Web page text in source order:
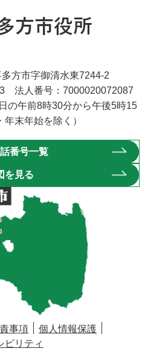
方市字御清水東7244-2
法人番号：7000020072087
の午前8時30分から午後5時15
末年始を除く）
番号一覧
を見る
事項
個人情報保護
ビリティ